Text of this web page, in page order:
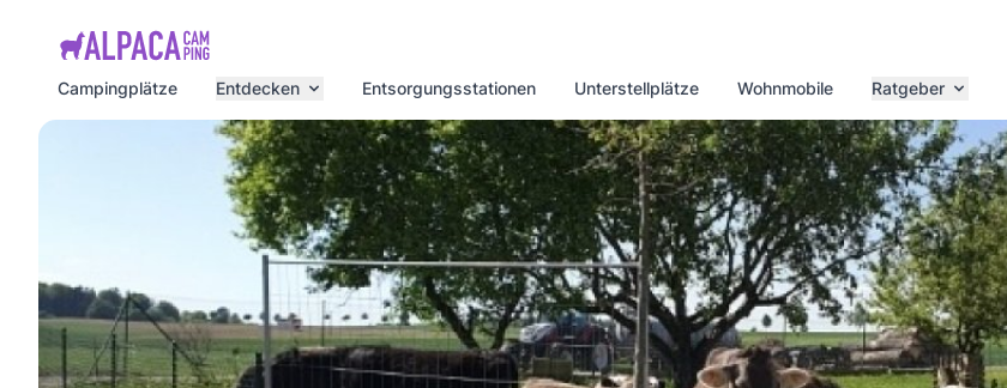
Campingplätze
Entdecken Entsorgungsstationen Unterstellplätze Wohnmobile Ratgeber